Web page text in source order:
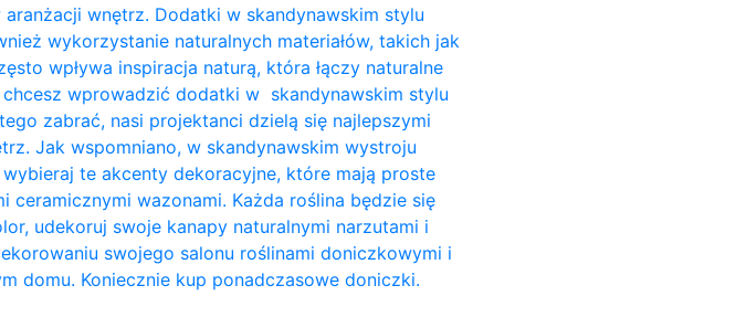
wnętrz. Dodatki w skandynawskim stylu
wykorzystanie naturalnych materiałów, takich jak
wpływa inspiracja naturą, która łączy naturalne
wprowadzić dodatki w skandynawskim stylu
zabrać, nasi projektanci dzielą się najlepszymi
Jak wspomniano, w skandynawskim wystroju
te akcenty dekoracyjne, które mają proste
ceramicznymi wazonami. Każda roślina będzie się
udekoruj swoje kanapy naturalnymi narzutami i
swojego salonu roślinami doniczkowymi i
domu. Koniecznie kup ponadczasowe doniczki.